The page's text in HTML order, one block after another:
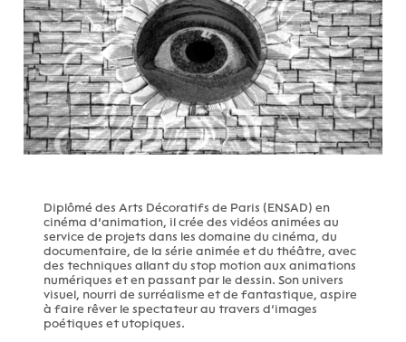
Diplômé des Arts Décoratifs de Paris (ENSAD) en
cinéma d’animation, il crée des vidéos animées au
service de projets dans les domaine du cinéma, du
documentaire, de la série animée et du théâtre, avec
des techniques allant du stop motion aux animations
numériques et en passant par le dessin. Son univers
visuel, nourri de surréalisme et de fantastique, aspire
à faire rêver le spectateur au travers d’images
poétiques et utopiques.